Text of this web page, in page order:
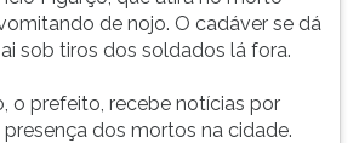
de nojo. O cadáver se dá
sob tiros dos soldados lá fora.
o prefeito, recebe notícias por
dos mortos na cidade.